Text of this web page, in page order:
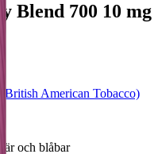
Blend 700 10 mg
(British American Tobacco)
och blåbar